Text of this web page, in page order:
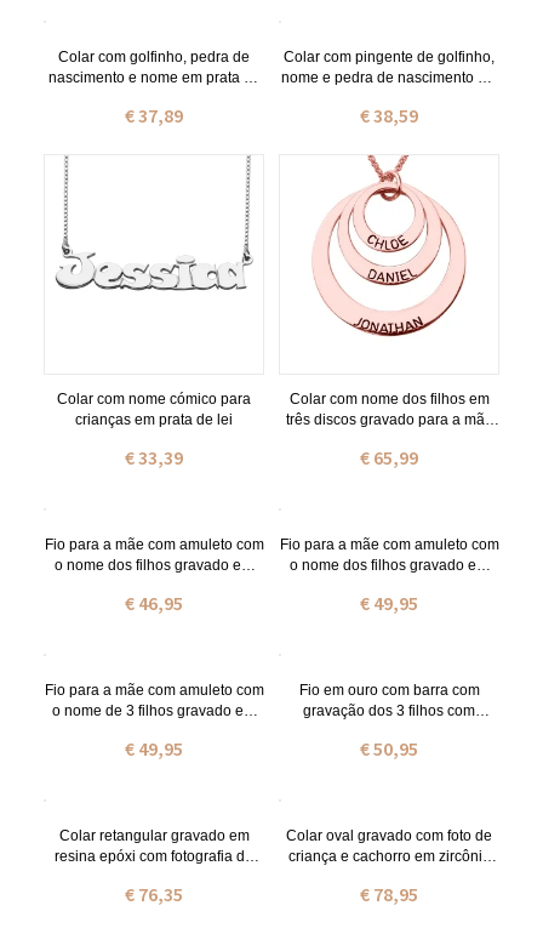
Colar com golfinho, pedra de
nascimento e nome em prata de
€ 37,89
Colar com pingente de golfinho,
nome e pedra de nascimento em
€ 38,59
Colar com nome cómico para
crianças em prata de lei
€ 33,39
Colar com nome dos filhos em
três discos gravado para a mãe
€ 65,99
Fio para a mãe com amuleto com
o nome dos filhos gravado em
€ 46,95
Fio para a mãe com amuleto com
o nome dos filhos gravado em
€ 49,95
Fio para a mãe com amuleto com
o nome de 3 filhos gravado em
€ 49,95
Fio em ouro com barra com
gravação dos 3 filhos com
€ 50,95
Colar retangular gravado em
resina epóxi com fotografia de
€ 76,35
Colar oval gravado com foto de
criança e cachorro em zircônia
€ 78,95